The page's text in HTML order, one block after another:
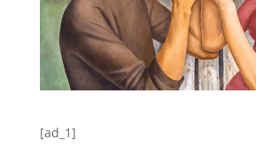
[ad_1]